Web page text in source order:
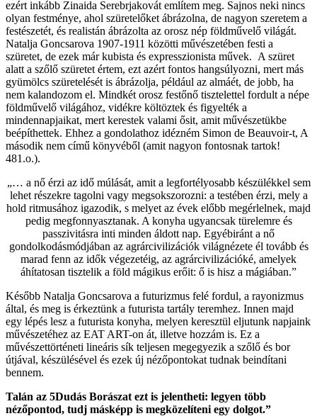
ezért inkább Zinaida Serebrjakovát említem meg. Sajnos neki nincs
olyan festménye, ahol szüretelőket ábrázolna, de nagyon szeretem a
festészetét, és realistán ábrázolta az orosz nép földművelő világát.
Natalja Goncsarova 1907-1911 közötti művészetében festi a
szüretet, de ezek már kubista és expresszionista művek. A szüret
alatt a szőlő szüretet értem, ezt azért fontos hangsúlyozni, mert más
gyümölcs szüretelését is ábrázolja, például az almáét, de jobb, ha
nem kalandozom el. Mindkét orosz festőnő tisztelettel fordult a népe
földművelő világához, vidékre költöztek és figyelték a
mindennapjaikat, mert kerestek valami ősit, amit művészetükbe
beépíthettek. Ehhez a gondolathoz idézném Simon de Beauvoir-t, A
második nem című könyvéből (amit nagyon fontosnak tartok!
481.o.).
„… a nő érzi az idő múlását, amit a legfortélyosabb készülékkel sem
lehet részekre tagolni vagy megsokszorozni: a testében érzi, mely a
hold ritmusához igazodik, s melyet az évek előbb megérlelnek, majd
pedig megfonnyasztanak. A konyha ugyancsak türelemre és
passzivitásra inti minden áldott nap. Egyébiránt a nő
gondolkodásmódjában az agrárcivilizációk világnézete él tovább és
marad fenn az idők végezetéig, az agrárcivilizációké, amelyek
áhítatosan tisztelik a föld mágikus erőit: ő is hisz a mágiában.”
Később Natalja Goncsarova a futurizmus felé fordul, a rayonizmus
által, és meg is érkeztünk a futurista tartály teremhez. Innen majd
egy lépés lesz a futurista konyha, melyen keresztül eljutunk napjaink
művészetéhez az EAT ART-on át, illetve hozzám is. Ez a
művészettörténeti lineáris sík teljesen megegyezik a szőlő és bor
útjával, készülésével és ezek új nézőpontokat tudnak beindítani
bennem.
Talán az 5Dudás Borászat ezt is jelentheti: legyen több
nézőpontod, tudj másképp is megközelíteni egy dolgot.”